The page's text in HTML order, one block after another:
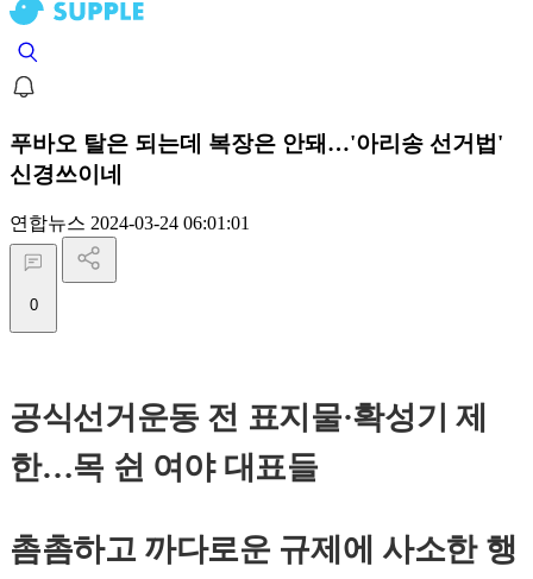
푸바오 탈은 되는데 복장은 안돼…'아리송 선거법'
신경쓰이네
연합뉴스 2024-03-24 06:01:01
0
공식선거운동 전 표지물·확성기 제
한…목 쉰 여야 대표들
촘촘하고 까다로운 규제에 사소한 행